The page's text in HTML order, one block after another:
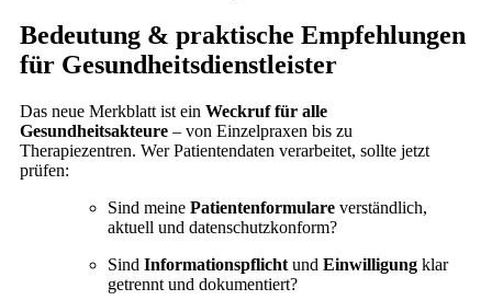
Bedeutung & praktische Empfehlungen
für Gesundheitsdienstleister
Das neue Merkblatt ist ein Weckruf für alle
Gesundheitsakteure – von Einzelpraxen bis zu
Therapiezentren. Wer Patientendaten verarbeitet, sollte jetzt
prüfen:
Sind meine Patientenformulare verständlich,
aktuell und datenschutzkonform?
Sind Informationspflicht und Einwilligung klar
getrennt und dokumentiert?